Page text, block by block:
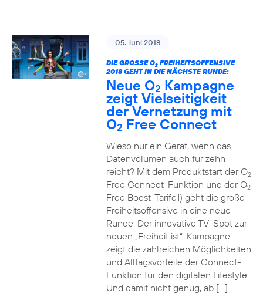
05. Juni 2018
DIE GROSSE O 2FREIHEITSOFFENSIVE
2018 GEHT IN DIE NÄCHSTE RUNDE:
Neue O2 Kampagne
zeigt Vielseitigkeit
der Vernetzung mit
O2 Free Connect
Wieso nur ein Gerät, wenn das
Datenvolumen auch für zehn
reicht? Mit dem Produktstart der O2
Free Connect-Funktion und der O2
Free Boost-Tarife1) geht die große
Freiheitsoffensive in eine neue
Runde. Der innovative TV-Spot zur
neuen „Freiheit ist“-Kampagne
zeigt die zahlreichen Möglichkeiten
und Alltagsvorteile der Connect-
Funktion für den digitalen Lifestyle.
Und damit nicht genug, ab […]